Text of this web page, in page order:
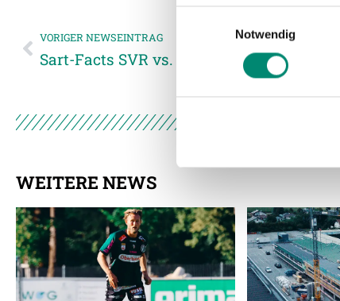
Einzelheitenfest.
Wir verwenden Cookies,
und die Zugriffe auf
Notwendig
VORIGER NEWSEINTRAG
Sart-Facts SVR vs. RZ Pellets WAC
WEITERE NEWS